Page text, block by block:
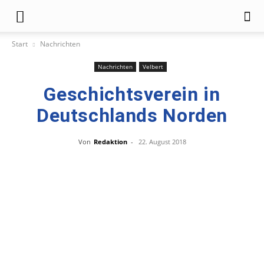
Start Nachrichten
Nachrichten Velbert
Geschichtsverein in
Deutschlands Norden
Von Redaktion - 22. August 2018